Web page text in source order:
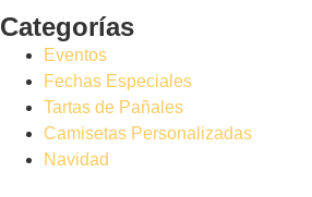
Categorías
Eventos
Fechas Especiales
Tartas de Pañales
Camisetas Personalizadas
Navidad